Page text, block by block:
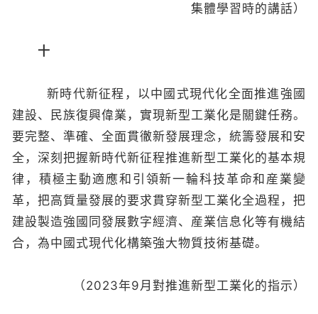
集體學習時的講話）
十
新時代新征程，以中國式現代化全面推進強國
建設、民族復興偉業，實現新型工業化是關鍵任務。
要完整、準確、全面貫徹新發展理念，統籌發展和安
全，深刻把握新時代新征程推進新型工業化的基本規
律，積極主動適應和引領新一輪科技革命和産業變
革，把高質量發展的要求貫穿新型工業化全過程，把
建設製造強國同發展數字經濟、産業信息化等有機結
合，為中國式現代化構築強大物質技術基礎。
（2023年9月對推進新型工業化的指示）